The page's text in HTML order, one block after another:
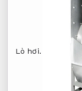
Lò hơi.